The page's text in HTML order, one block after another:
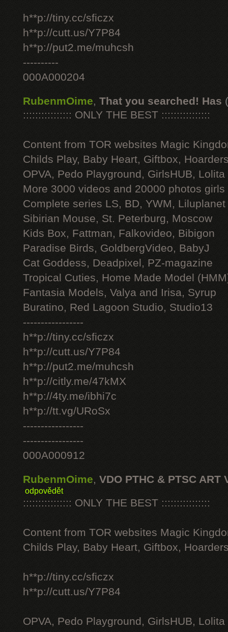
h**p://tiny.cc/sficzx
h**p://cutt.us/Y7P84
h**p://put2.me/muhcsh
----------
000A000204
RubenmOime, That you searched! Has
:::::::::::::::: ONLY THE BEST ::::::::::::::::
Content from TOR websites Magic
Childs Play, Baby Heart, Giftbox,
OPVA, Pedo Playground, GirlsHUB, Lolita
More 3000 videos and 20000 photos
Complete series LS, BD, YWM, Liluplanet
Sibirian Mouse, St. Peterburg, Moscow
Kids Box, Fattman, Falkovideo, Bibigon
Paradise Birds, GoldbergVideo, BabyJ
Cat Goddess, Deadpixel, PZ-magazine
Tropical Cuties, Home Made Model
Fantasia Models, Valya and Irisa, Syrup
Buratino, Red Lagoon Studio, Studio13
-----------------
h**p://tiny.cc/sficzx
h**p://cutt.us/Y7P84
h**p://put2.me/muhcsh
h**p://citly.me/47kMX
h**p://4ty.me/ibhi7c
h**p://tt.vg/URoSx
-----------------
-----------------
000A000912
RubenmOime, VDO PTHC & PTSC ART
odpovědět
:::::::::::::::: ONLY THE BEST ::::::::::::::::
Content from TOR websites Magic
Childs Play, Baby Heart, Giftbox,
h**p://tiny.cc/sficzx
h**p://cutt.us/Y7P84
OPVA, Pedo Playground, GirlsHUB, Lolita